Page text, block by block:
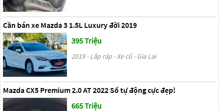
Cần bán xe Mazda 3 1.5L Luxury đời 2019
395 Triệu
2019 - Lắp ráp - Xe cũ - Gia Lai
Mazda CX5 Premium 2.0 AT 2022 Số tự động cực đẹp!
665 Triệu